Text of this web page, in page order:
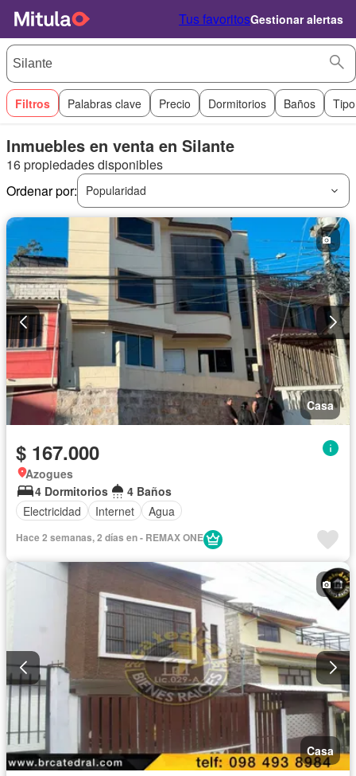
Tus favoritosGestionar alertas
Filtros Palabras clave Precio Dormitorios Baños
Inmuebles en venta en Silante
16 propiedades disponibles
Ordenar por:
Popularidad
Casa
$ 167.000
Azogues
4 Dormitorios
4 Baños
Electricidad
Internet Agua
Hace 2 semanas, 2 días en - REMAX ONE
Casa